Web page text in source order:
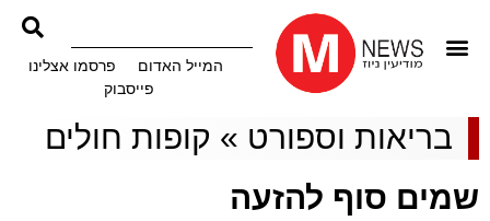
המייל האדום
פרסמו אצלינו
פייסבוק
בריאות וספורט » קופות חולים
שמים סוף להזעה